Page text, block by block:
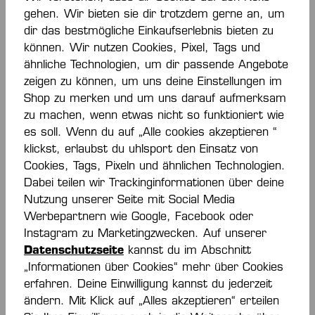
Profi-Ligen hinein sind es Kempa Handbälle, die
wegen ihrer hervorragenden Spieleigenschaften
geschätzt und verwendet werden. Hier im Kempa
Online-Shop bekommst du die Bälle direkt beim
Handbälle für Training und Spiel
Handballgrößen im Überblick
Handballgrößen 00 und 0
Handballgröße 1
Handballgröße 2
Handballgröße 3
Übersichtstabelle Handballgröße
Spezielle Handbälle für das Training
Handbälle für Training und
Spielbälle für Handball-Matches:
Keine Kompromisse bei der
gehen. Wir bieten sie dir trotzdem gerne an, um
dir das bestmögliche Einkaufserlebnis bieten zu
können. Wir nutzen Cookies, Pixel, Tags und
ähnliche Technologien, um dir passende Angebote
zeigen zu können, um uns deine Einstellungen im
Shop zu merken und um uns darauf aufmerksam
zu machen, wenn etwas nicht so funktioniert wie
es soll. Wenn du auf „Alle cookies akzeptieren “
klickst, erlaubst du uhlsport den Einsatz von
Cookies, Tags, Pixeln und ähnlichen Technologien.
Dabei teilen wir Trackinginformationen über deine
Nutzung unserer Seite mit Social Media
Werbepartnern wie Google, Facebook oder
Instagram zu Marketingzwecken. Auf unserer
Datenschutzseite kannst du im Abschnitt
„Informationen über Cookies“ mehr über Cookies
erfahren. Deine Einwilligung kannst du jederzeit
ändern. Mit Klick auf „Alles akzeptieren“ erteilen